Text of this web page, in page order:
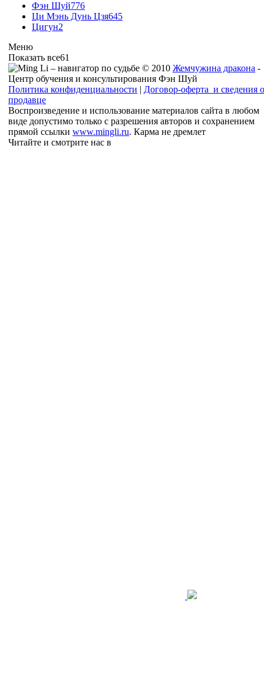
Фэн Шуй776
Ци Мэнь Дунь Цзя645
Цигун2
Меню
Показать все61
© 2010 Жемчужина дракона -
Центр обучения и консультирования Фэн Шуй
Политика конфиденциальности | Договор-оферта и сведения о
продавце
Воспроизведение и использование материалов сайта в любом
виде допустимо только с разрешения авторов и сохранением
прямой ссылки www.mingli.ru. Карма не дремлет
Читайте и смотрите нас в